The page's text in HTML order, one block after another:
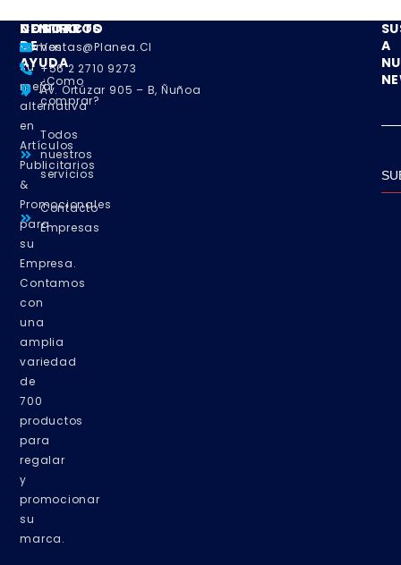
NOSOTROS
Somos
su
mejor
alternativa
en
Artículos
Publicitarios
&
Promocionales
para
su
Empresa.
Contamos
con
una
amplia
variedad
de
700
productos
para
regalar
y
promocionar
su
marca.
CENTRO
DE
AYUDA
¿Como
comprar?
Todos
nuestros
servicios
Contacto
Empresas
CONTACTO
Ventas@planea.cl
+56 2 2710 9273
Av. Ortúzar 905 – B, Ñuñoa
A